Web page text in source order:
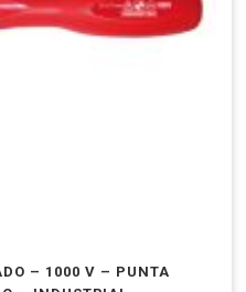
– 1000 V – PUNTA